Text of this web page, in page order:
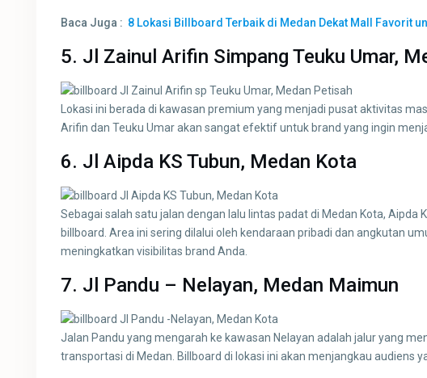
Baca Juga : 8 Lokasi Billboard Terbaik di Medan Dekat Mall Favorit
5. Jl Zainul Arifin Simpang Teuku Umar,
Lokasi ini berada di kawasan premium yang menjadi pusat aktivitas
Arifin dan Teuku Umar akan sangat efektif untuk brand yang ingin
6. Jl Aipda KS Tubun, Medan Kota
Sebagai salah satu jalan dengan lalu lintas padat di Medan Kota, Aipda
billboard. Area ini sering dilalui oleh kendaraan pribadi dan angkutan
meningkatkan visibilitas brand Anda.
7. Jl Pandu – Nelayan, Medan Maimun
Jalan Pandu yang mengarah ke kawasan Nelayan adalah jalur yang
transportasi di Medan. Billboard di lokasi ini akan menjangkau audiens